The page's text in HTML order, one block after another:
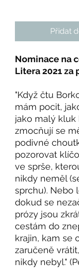
Přidat
Nominace na
Litera 2021 za
"Když čtu
mám pocit,
jako malý kluk
zmocňují se
podivné
pozorovat
ve sprše,
nikdy neměl
sprchu). Nebo
dokud se
prózy jsou
cestám do
krajin, kam se
zaručeně
nikdy nebyl."